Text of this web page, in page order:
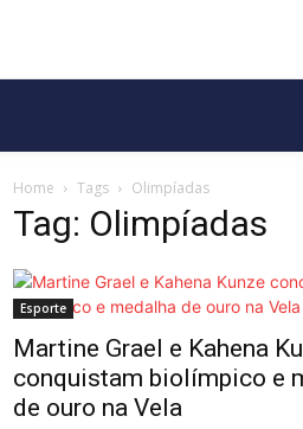
Home Tags Olimpíadas
Tag: Olimpíadas
Esporte
Martine Grael e Kahena
conquistam biolímpico e
de ouro na Vela